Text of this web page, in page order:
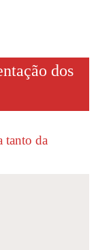
dos
tanto da